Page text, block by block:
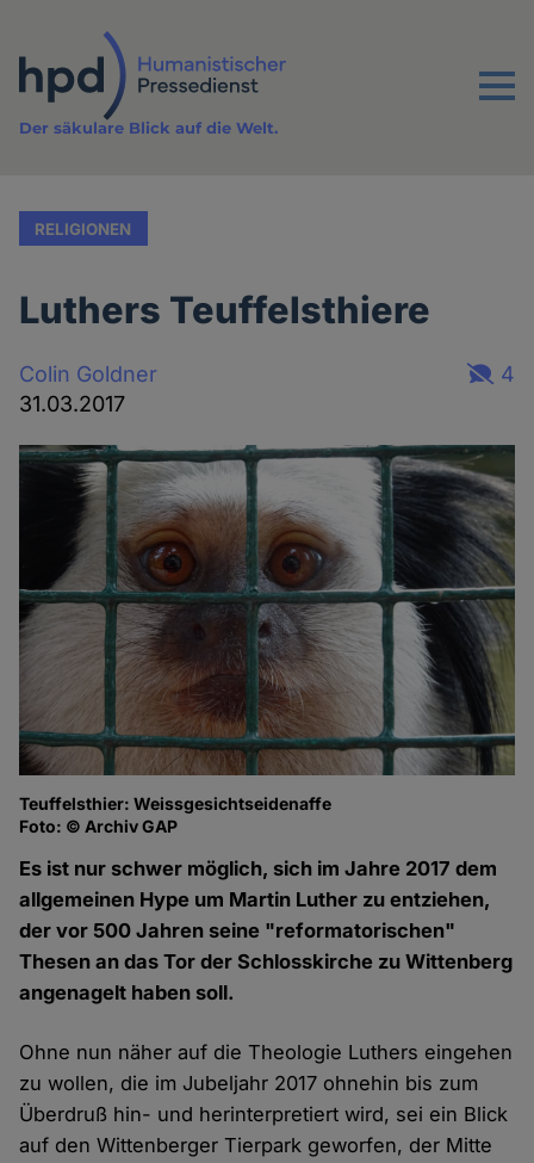
Inhalt
Menu
Der säkulare Blick auf die Welt.
RELIGIONEN
Luthers Teuffelsthiere
Colin Goldner
31.03.2017
4
Teuffelsthier: Weissgesichtseidenaffe
Foto: © Archiv GAP
Es ist nur schwer möglich, sich im Jahre 2017 dem
allgemeinen Hype um Martin Luther zu entziehen,
der vor 500 Jahren seine "reformatorischen"
Thesen an das Tor der Schlosskirche zu Wittenberg
angenagelt haben soll.
Ohne nun näher auf die Theologie Luthers eingehen
zu wollen, die im Jubeljahr 2017 ohnehin bis zum
Überdruß hin- und herinterpretiert wird, sei ein Blick
auf den Wittenberger Tierpark geworfen, der Mitte